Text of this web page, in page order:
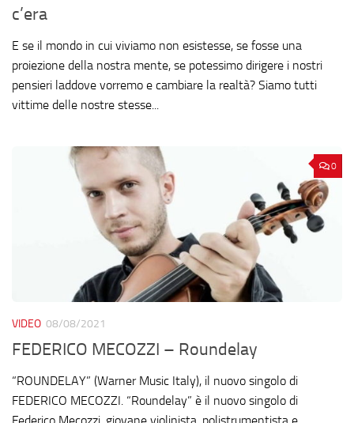
c’era
E se il mondo in cui viviamo non esistesse, se fosse una
proiezione della nostra mente, se potessimo dirigere i nostri
pensieri laddove vorremo e cambiare la realtà? Siamo tutti
vittime delle nostre stesse...
0
VIDEO 08/08/2021
FEDERICO MECOZZI – Roundelay
“ROUNDELAY” (Warner Music Italy), il nuovo singolo di
FEDERICO MECOZZI. “Roundelay” è il nuovo singolo di